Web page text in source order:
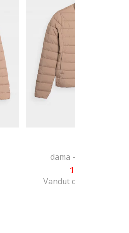
dama - 198774, Bej
168
Vandut de 4F OFFICIAL